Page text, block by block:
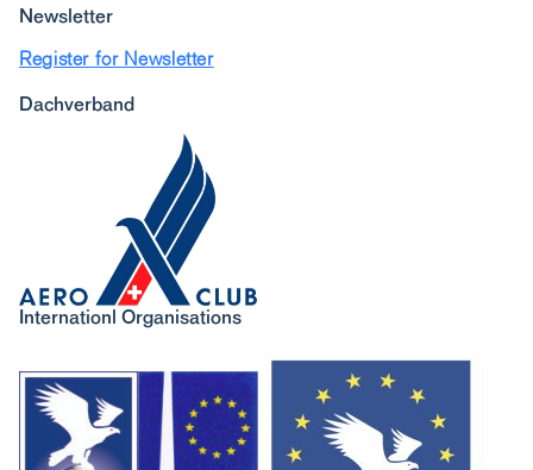
Newsletter
Register for Newsletter
Dachverband
Internationl Organisations